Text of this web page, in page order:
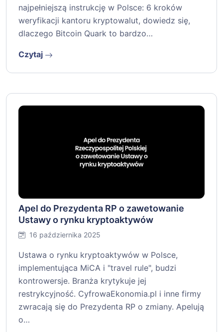
najpełniejszą instrukcję w Polsce: 6 kroków
weryfikacji kantoru kryptowalut, dowiedz się,
dlaczego Bitcoin Quark to bardzo…
Czytaj
Apel do Prezydenta RP o zawetowanie
Ustawy o rynku kryptoaktywów
16 października 2025
Ustawa o rynku kryptoaktywów w Polsce,
implementująca MiCA i "travel rule", budzi
kontrowersje. Branża krytykuje jej
restrykcyjność. CyfrowaEkonomia.pl i inne firmy
zwracają się do Prezydenta RP o zmiany. Apelują
o…